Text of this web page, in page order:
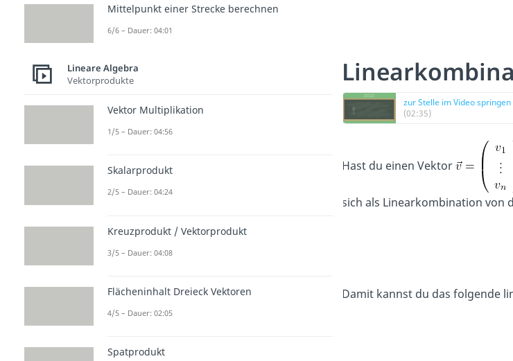
zur Stelle im Video springen
(02:35)
Hast du einen Vektor
sich als Linearkombination von
Damit kannst du das folgende
Mittelpunkt einer Strecke berechnen
6/6 – Dauer: 04:01
Lineare Algebra
Vektorprodukte
Vektor Multiplikation
1/5 – Dauer: 04:56
Skalarprodukt
2/5 – Dauer: 04:24
Kreuzprodukt / Vektorprodukt
3/5 – Dauer: 04:08
Flächeninhalt Dreieck Vektoren
4/5 – Dauer: 02:05
Spatprodukt